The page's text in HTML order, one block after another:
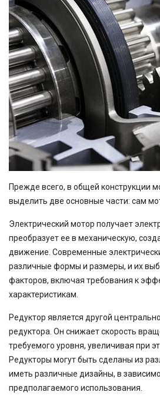
Прежде всего, в общей конструкции
выделить две основные части: сам
Электрический мотор получает
преобразует ее в механическую,
движение. Современные
различные формы и размеры, и их
факторов, включая требования к
характеристикам.
Редуктор является другой
редуктора. Он снижает скорость
требуемого уровня, увеличивая при
Редукторы могут быть сделаны из
иметь различные дизайны, в
предполагаемого использования.